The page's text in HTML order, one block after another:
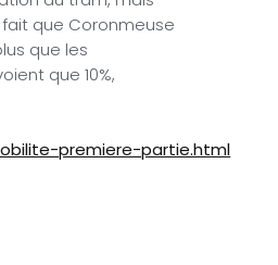
que Coronmeuse
que les
que 10%,
premiere-partie.html